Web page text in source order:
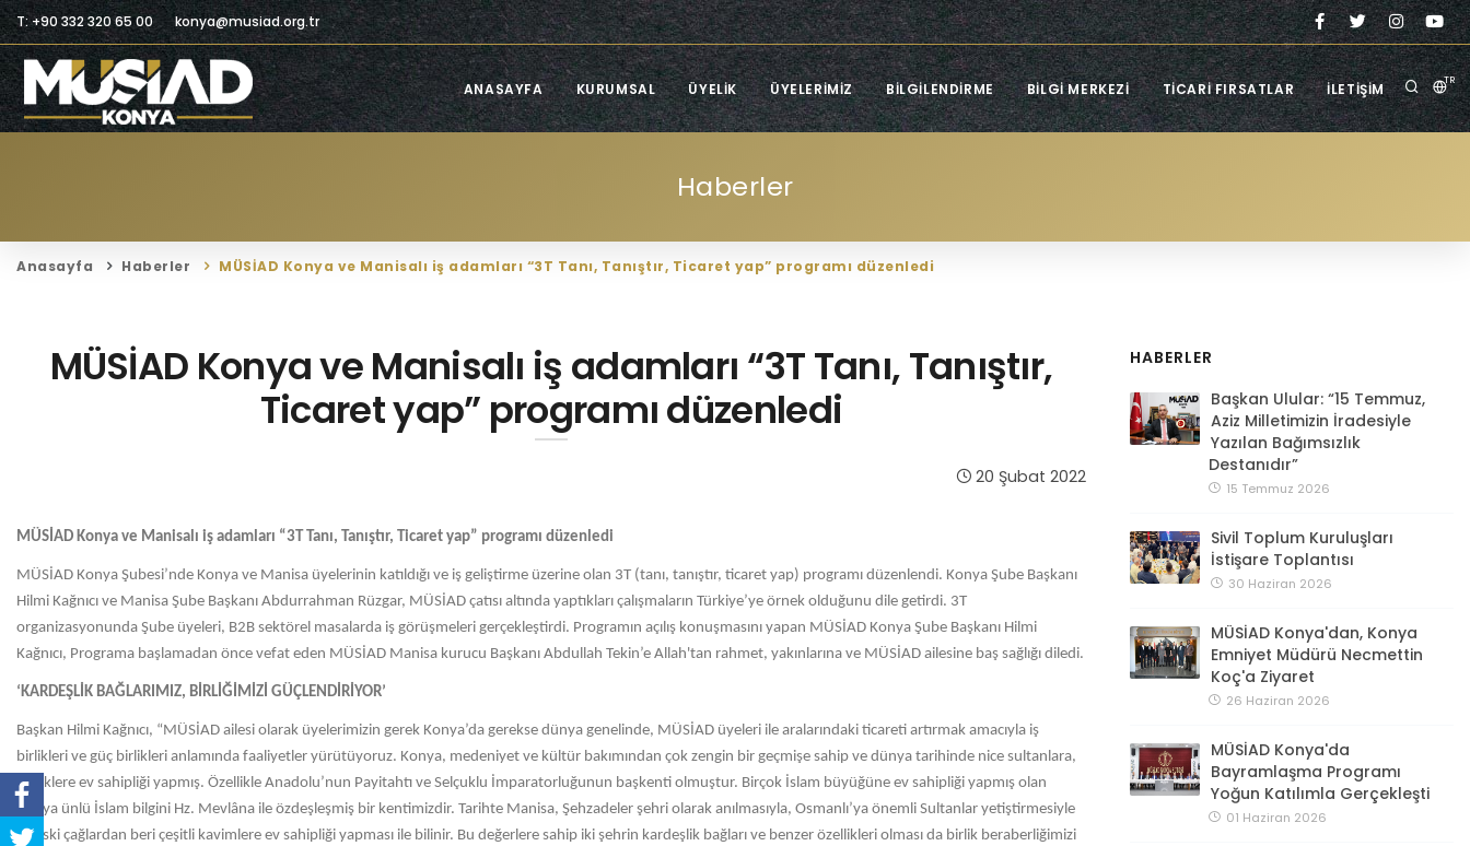
T: +90 332 320 65 00 konya@musiad.org.tr
TR
ANASAYFA KURUMSAL ÜYELIK ÜYELERIMIZ BILGILENDIRME BILGI MERKEZI TICARI FIRSATLAR İLETIŞIM
Haberler
Anasayfa Haberler MÜSİAD Konya ve Manisalı iş adamları “3T Tanı, Tanıştır, Ticaret yap” programı düzenledi
MÜSİAD Konya ve Manisalı iş adamları “3T Tanı, Tanıştır,
Ticaret yap” programı düzenledi
20 Şubat 2022
MÜSİAD Konya ve Manisalı iş adamları “3T Tanı, Tanıştır, Ticaret yap” programı düzenledi
MÜSİAD Konya Şubesi’nde Konya ve Manisa üyelerinin katıldığı ve iş geliştirme üzerine olan 3T (tanı, tanıştır, ticaret yap) programı düzenlendi. Konya Şube Başkanı
Hilmi Kağnıcı ve Manisa Şube Başkanı Abdurrahman Rüzgar, MÜSİAD çatısı altında yaptıkları çalışmaların Türkiye’ye örnek olduğunu dile getirdi. 3T
organizasyonunda Şube üyeleri, B2B sektörel masalarda iş görüşmeleri gerçekleştirdi. Programın açılış konuşmasını yapan MÜSİAD Konya Şube Başkanı Hilmi
Kağnıcı, Programa başlamadan önce vefat eden MÜSİAD Manisa kurucu Başkanı Abdullah Tekin’e Allah'tan rahmet, yakınlarına ve MÜSİAD ailesine baş sağlığı diledi.
‘KARDEŞLİK BAĞLARIMIZ, BİRLİĞİMİZİ GÜÇLENDİRİYOR’
Başkan Hilmi Kağnıcı, “MÜSİAD ailesi olarak üyelerimizin gerek Konya’da gerekse dünya genelinde, MÜSİAD üyeleri ile aralarındaki ticareti artırmak amacıyla iş
birlikleri ve güç birlikleri anlamında faaliyetler yürütüyoruz. Konya, medeniyet ve kültür bakımından çok zengin bir geçmişe sahip ve dünya tarihinde nice sultanlara,
meliklere ev sahipliği yapmış. Özellikle Anadolu’nun Payitahtı ve Selçuklu İmparatorluğunun başkenti olmuştur. Birçok İslam büyüğüne ev sahipliği yapmış olan
Konya ünlü İslam bilgini Hz. Mevlâna ile özdeşleşmiş bir kentimizdir. Tarihte Manisa, Şehzadeler şehri olarak anılmasıyla, Osmanlı’ya önemli Sultanlar yetiştirmesiyle
ve eski çağlardan beri çeşitli kavimlere ev sahipliği yapması ile bilinir. Bu değerlere sahip iki şehrin kardeşlik bağları ve benzer özellikleri olması da birlik beraberliğimizi
HABERLER
Başkan Ulular: “15 Temmuz,
Aziz Milletimizin İradesiyle
Yazılan Bağımsızlık
Destanıdır”
15 Temmuz 2026
Sivil Toplum Kuruluşları
İstişare Toplantısı
30 Haziran 2026
MÜSİAD Konya'dan, Konya
Emniyet Müdürü Necmettin
Koç'a Ziyaret
26 Haziran 2026
MÜSİAD Konya'da
Bayramlaşma Programı
Yoğun Katılımla Gerçekleşti
01 Haziran 2026